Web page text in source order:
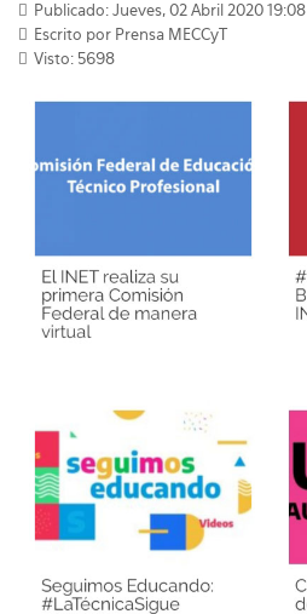
Publicado: Jueves, 02 Abril 2020 19:08
Escrito por Prensa MECCyT
Visto: 5698